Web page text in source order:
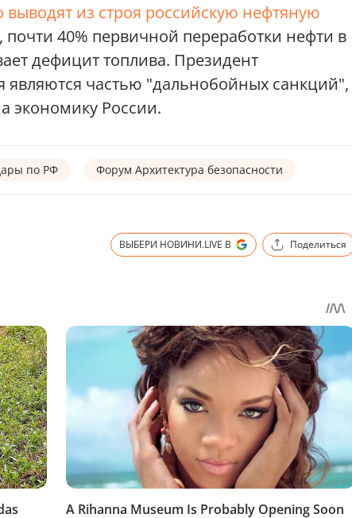
из строя российскую нефтяную
почти 40% первичной переработки нефти в
дефицит топлива. Президент
являются частью "дальнобойных санкций",
экономику России.
по РФ Форум Архитектура безопасности
ВЫБЕРИ НОВИНИ.LIVE В Поделиться